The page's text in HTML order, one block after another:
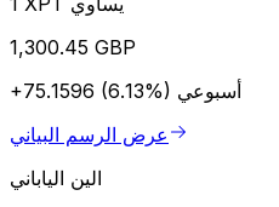
1,300.45 GBP
+75.1596 (6.13%) أسبوعي
عرض الرسم البياني
الين الياباني